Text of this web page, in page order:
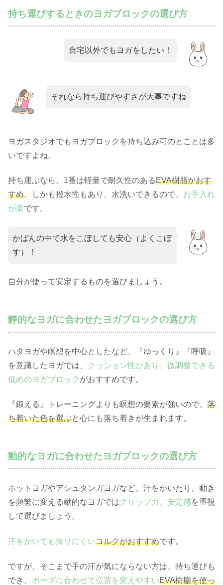
持ち運びするときのヨガブロックの選び方
自宅以外でもヨガをしたい！
それなら持ち運びやすさが大事ですね
ヨガスタジオでもヨガブロックを持ち込み可のとことは多
いですよね。
持ち運ぶなら、1番は軽量で耐久性のあるEVA樹脂がおす
すめ。しかも撥水性もあり、水洗いできるので、 お手入れ
が楽です。
かばんの中で水をこぼしても安心（よくこぼ
す）！
自分が使って安定するものを選びましょう。
静的なヨガに合わせたヨガブロックの選び方
ハタヨガや瞑想を中心としたなど、『ゆっくり』『呼吸』
を意識したヨガでは、
クッション性があり、微調整できる
低めのヨガブロック がおすすめです。
『鍛える』トレーニングよりも瞑想の要素が強いので、 落
ち着いた色を選ぶと心にも落ち着きが生まれます。
動的なヨガに合わせたヨガブロックの選び方
ホットヨガやアシュタンガヨガなど、汗をかいたり、動き
を頻繁に変える動的なヨガではグリップ力、安定感を重視
して選びましょう。
汗をかいても滑りにくいコルクがおすすめです。
ですが、そこまで手の汗が気にならない方は、持ち運びも
でき、 ポーズに合わせて位置を変えやすいEVA樹脂を使っ